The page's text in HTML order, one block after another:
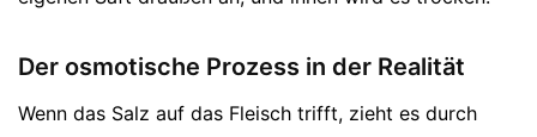
Der osmotische Prozess in der Realität
Wenn das Salz auf das Fleisch trifft, zieht es durch